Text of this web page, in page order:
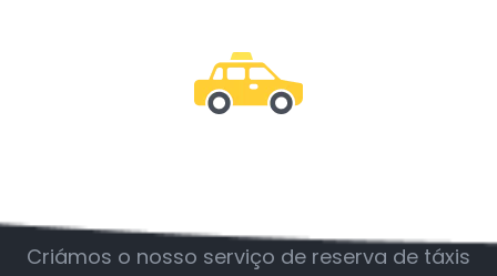
Criámos o nosso serviço de reserva de táxis